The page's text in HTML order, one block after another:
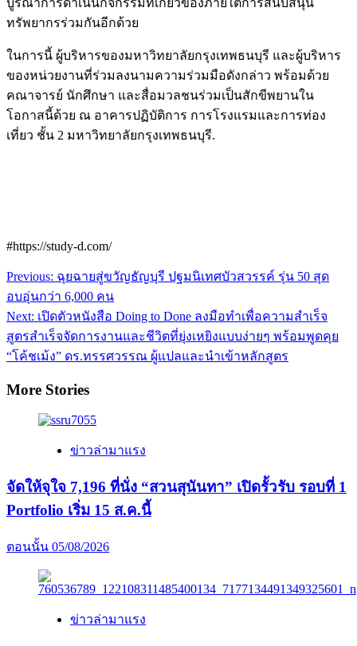
ทรัพยากรร่วมกันอีกด้วย
ในการนี้ ผู้บริหารของมหาวิทยาลัยกรุงเทพธนบุรี และผู้บริหาร
ของหน่วยงานที่ร่วมลงนามความร่วมมือดังกล่าว พร้อมด้วย
คณาจารย์ นักศึกษา และสื่อมวลชนร่วมเป็นสักขีพยานใน
โอกาสนี้ด้วย ณ อาคารปฏิบัติการ การโรงแรมและการท่อง
เที่ยว ชั้น 2 มหาวิทยาลัยกรุงเทพธนบุรี.
#https://study-d.com/
Post
navigation
Previous: ฉุยฉายสู่ขวัญธัญบุรี ปฐมนิเทศบัวสวรรค์ รุ่น 50 สุด
อบอุ่นกว่า 6,000 คน
Next: เปิดตัวหนังสือ Doing to Done ลงมือทำเพื่อความสำเร็จ
สูตรสำเร็จจัดการงานและชีวิตที่ยุ่งเหยิงแบบง่ายๆ พร้อมพูดคุย
“โค้ชเม้ง” ดร.ทรรศวรรณ ผู้แปลและนำเข้าหลักสูตร
More Stories
ข่าวล่ามาแรง
จัดให้จุใจ 7,196 ที่นั่ง “สวนสุนันทา” เปิดรั้วรับ รอบที่ 1
Portfolio เริ่ม 15 ส.ค.นี้
ตอนนั้น 05/08/2026
ข่าวล่ามาแรง